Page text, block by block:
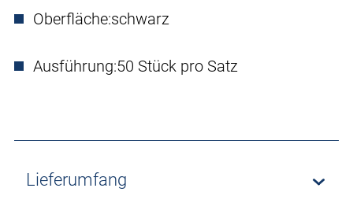
Oberfläche:schwarz
Ausführung:50 Stück pro Satz
Lieferumfang